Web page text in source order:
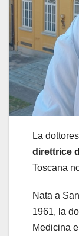
La
direttrice
Toscana
Nata a
1961, la
Medicina